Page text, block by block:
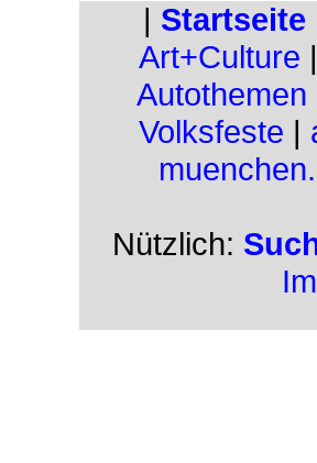
| Startseite
Art+Culture |
Autothemen
Volksfeste |
Nützlich: